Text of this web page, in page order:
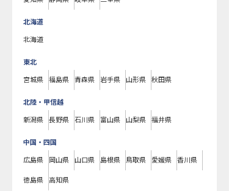
北海道
北海道
東北
宮城県 福島県 青森県 岩手県 山形県 秋田県
北陸・甲信越
新潟県 長野県 石川県 富山県 山梨県 福井県
中国・四国
広島県 岡山県 山口県 島根県 鳥取県 愛媛県 香川県
徳島県 高知県